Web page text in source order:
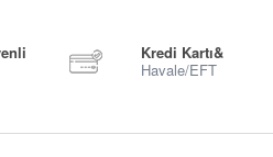
Kredi Kartı&
Havale/EFT